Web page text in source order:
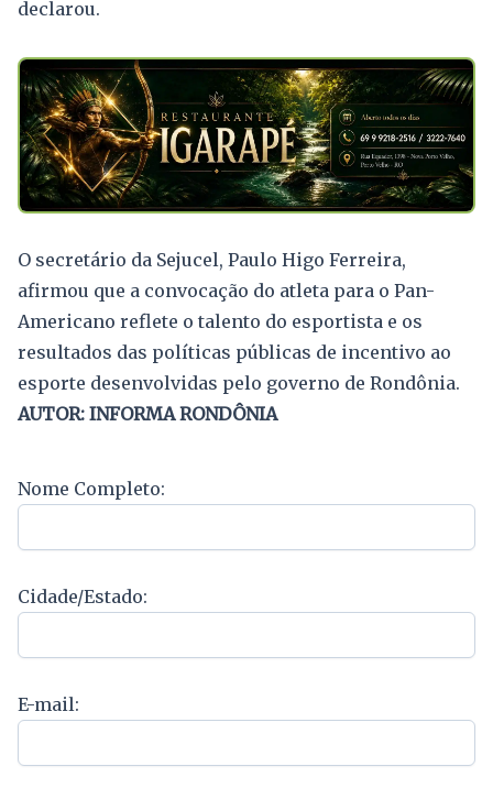
declarou.
O secretário da Sejucel, Paulo Higo Ferreira,
afirmou que a convocação do atleta para o Pan-
Americano reflete o talento do esportista e os
resultados das políticas públicas de incentivo ao
esporte desenvolvidas pelo governo de Rondônia.
AUTOR: INFORMA RONDÔNIA
Nome Completo:
Cidade/Estado:
E-mail: